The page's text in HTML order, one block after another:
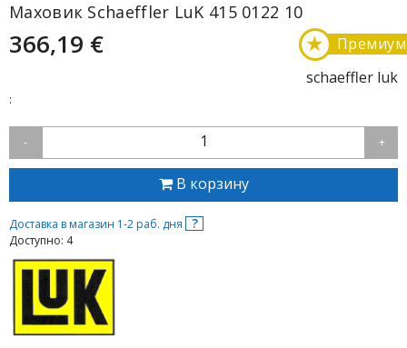
Маховик Schaeffler LuK 415 0122 10
366,19 € Премиум
★
schaeffler luk
:
- 1 +
В корзину
Доставка в магазин 1-2 раб. дня ?
Доступно: 4